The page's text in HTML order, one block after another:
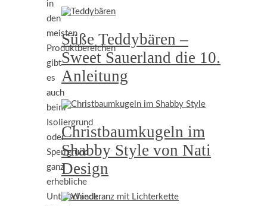
in
den
meisten
Produktbereichen
gibt
es
auch
beim
Isoliergrund
oder
Sperrgrund
ganz
erhebliche
Unterschiede.
Süße Teddybären –
Sweet Sauerland die 10.
Anleitung
Christbaumkugeln im
Shabby Style von Nati
Design